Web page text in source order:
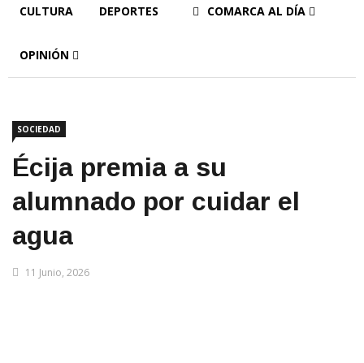
CULTURA DEPORTES COMARCA AL DÍA
OPINIÓN
SOCIEDAD
Écija premia a su
alumnado por cuidar el
agua
11 Junio, 2026